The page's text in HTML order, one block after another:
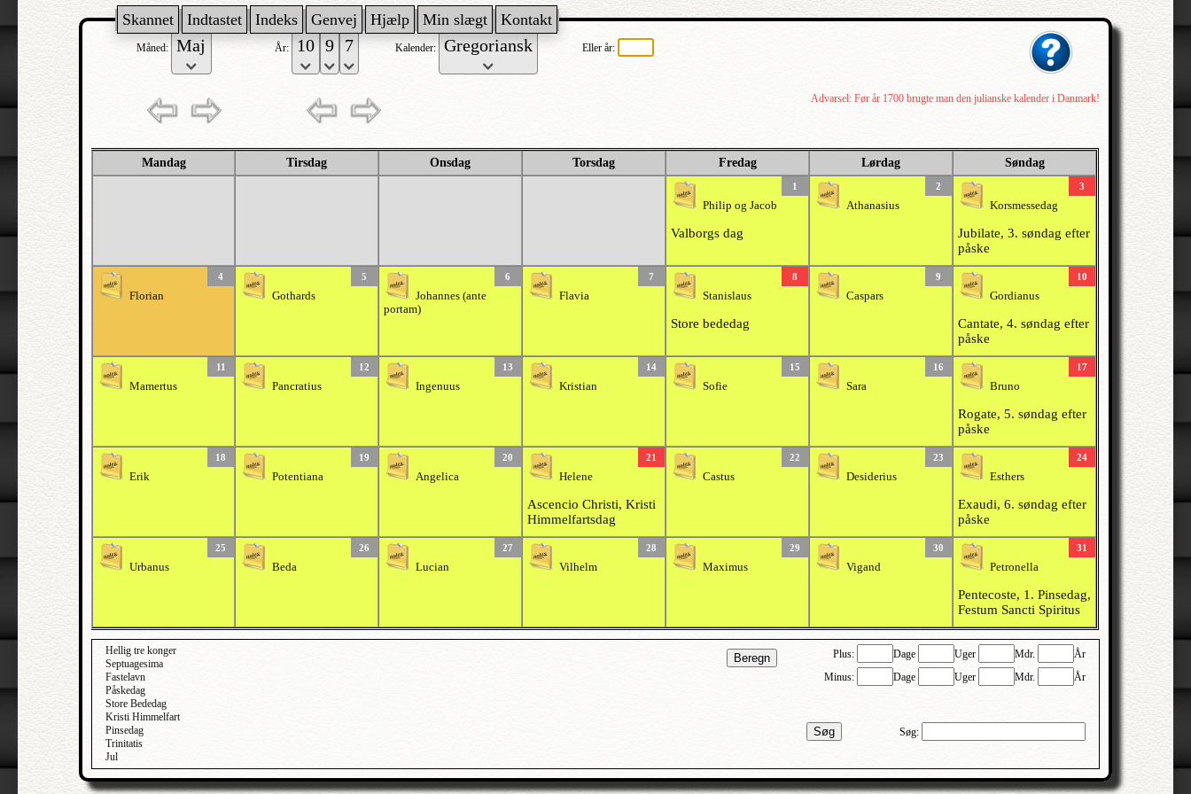
Skannet Indtastet Indeks Genvej Hjælp Min slægt Kontakt
Måned: År: Kalender: Eller år:
Advarsel: Før år 1700 brugte man den julianske kalender i Danmark!
Mandag Tirsdag Onsdag Torsdag Fredag Lørdag Søndag
1
Philip og Jacob
Valborgs dag
2
Athanasius
3
Korsmessedag
Jubilate, 3. søndag efter
påske
4
Florian
5
Gothards
6
Johannes (ante
portam)
7
Flavia
8
Stanislaus
Store bededag
9
Caspars
10
Gordianus
Cantate, 4. søndag efter
påske
11
Mamertus
12
Pancratius
13
Ingenuus
14
Kristian
15
Sofie
16
Sara
17
Bruno
Rogate, 5. søndag efter
påske
18
Erik
19
Potentiana
20
Angelica
21
Helene
Ascencio Christi, Kristi
Himmelfartsdag
22
Castus
23
Desiderius
24
Esthers
Exaudi, 6. søndag efter
påske
25
Urbanus
26
Beda
27
Lucian
28
Vilhelm
29
Maximus
30
Vigand
31
Petronella
Pentecoste, 1. Pinsedag,
Festum Sancti Spiritus
Beregn Plus: Dage Uger Mdr.
År
Minus:
Dage Uger Mdr. År
Søg Søg:
Hellig tre konger
Septuagesima
Fastelavn
Påskedag
Store Bededag
Kristi Himmelfart
Pinsedag
Trinitatis
Jul